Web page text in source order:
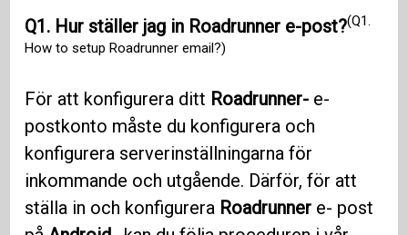
Q1. Hur ställer jag in Roadrunner e-post?(Q1.
How to setup Roadrunner email?)
För att konfigurera ditt Roadrunner- e-
postkonto måste du konfigurera och
konfigurera serverinställningarna för
inkommande och utgående. Därför, för att
ställa in och konfigurera Roadrunner e- post